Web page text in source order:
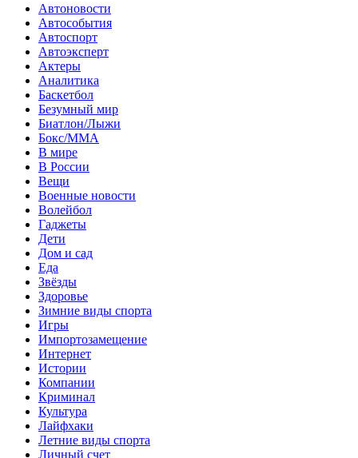
Автоновости
Автособытия
Автоспорт
Автоэксперт
Актеры
Аналитика
Баскетбол
Безумный мир
Биатлон/Лыжи
Бокс/MMA
В мире
В России
Вещи
Военные новости
Волейбол
Гаджеты
Дети
Дом и сад
Еда
Звёзды
Здоровье
Зимние виды спорта
Игры
Импортозамещение
Интернет
Истории
Компании
Криминал
Культура
Лайфхаки
Летние виды спорта
Личный счет